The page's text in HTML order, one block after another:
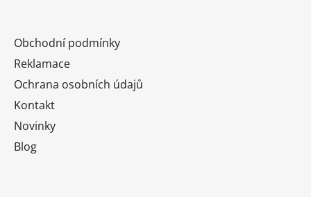
Obchodní podmínky
Reklamace
Ochrana osobních údajů
Kontakt
Novinky
Blog